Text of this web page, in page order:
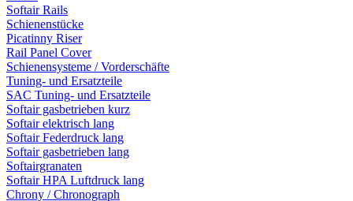
Softair Rails
Schienenstücke
Picatinny Riser
Rail Panel Cover
Schienensysteme / Vorderschäfte
Tuning- und Ersatzteile
SAC Tuning- und Ersatzteile
Softair gasbetrieben kurz
Softair elektrisch lang
Softair Federdruck lang
Softair gasbetrieben lang
Softairgranaten
Softair HPA Luftdruck lang
Chrony / Chronograph